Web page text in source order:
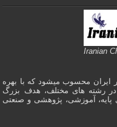
Iranian
ایران محسوب میشود که با بهره
در رشته های مختلف، هدف بزرگ
آموزشی، پژوهشی و صنعتی